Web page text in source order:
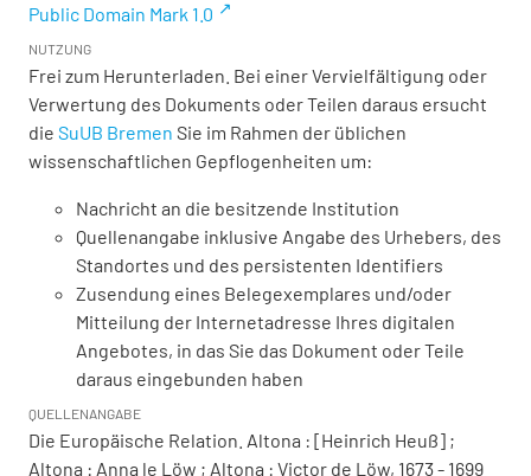
Public Domain Mark 1.0
NUTZUNG
Frei zum Herunterladen. Bei einer Vervielfältigung oder
Verwertung des Dokuments oder Teilen daraus ersucht
die SuUB Bremen Sie im Rahmen der üblichen
wissenschaftlichen Gepflogenheiten um:
Nachricht an die besitzende Institution
Quellenangabe inklusive Angabe des Urhebers, des
Standortes und des persistenten Identifiers
Zusendung eines Belegexemplares und/oder
Mitteilung der Internetadresse Ihres digitalen
Angebotes, in das Sie das Dokument oder Teile
daraus eingebunden haben
QUELLENANGABE
Die Europäische Relation. Altona : [Heinrich Heuß] ;
Altona : Anna le Löw ; Altona : Victor de Löw, 1673 - 1699